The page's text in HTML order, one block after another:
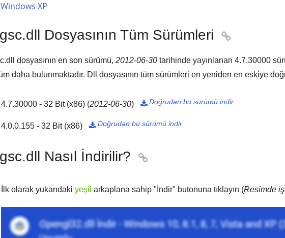
Windows XP
Dosyasının Tüm Sürümleri 
dosyasının en son sürümü, 2012-06-30 tarihinde yayınlanan 4.7.30000
daha bulunmaktadır. Dll dosyasının tüm sürümleri en yeniden en eskiye
4.7.30000 - 32 Bit (x86) (2012-06-30) Doğrudan bu sürümü indir

4.0.0.155 - 32 Bit (x86) Doğrudan bu sürümü indir

Nasıl İndirilir? 
İlk olarak yukarıdaki yeşil arkaplana sahip " İndir" butonuna tıklayın (Resimde